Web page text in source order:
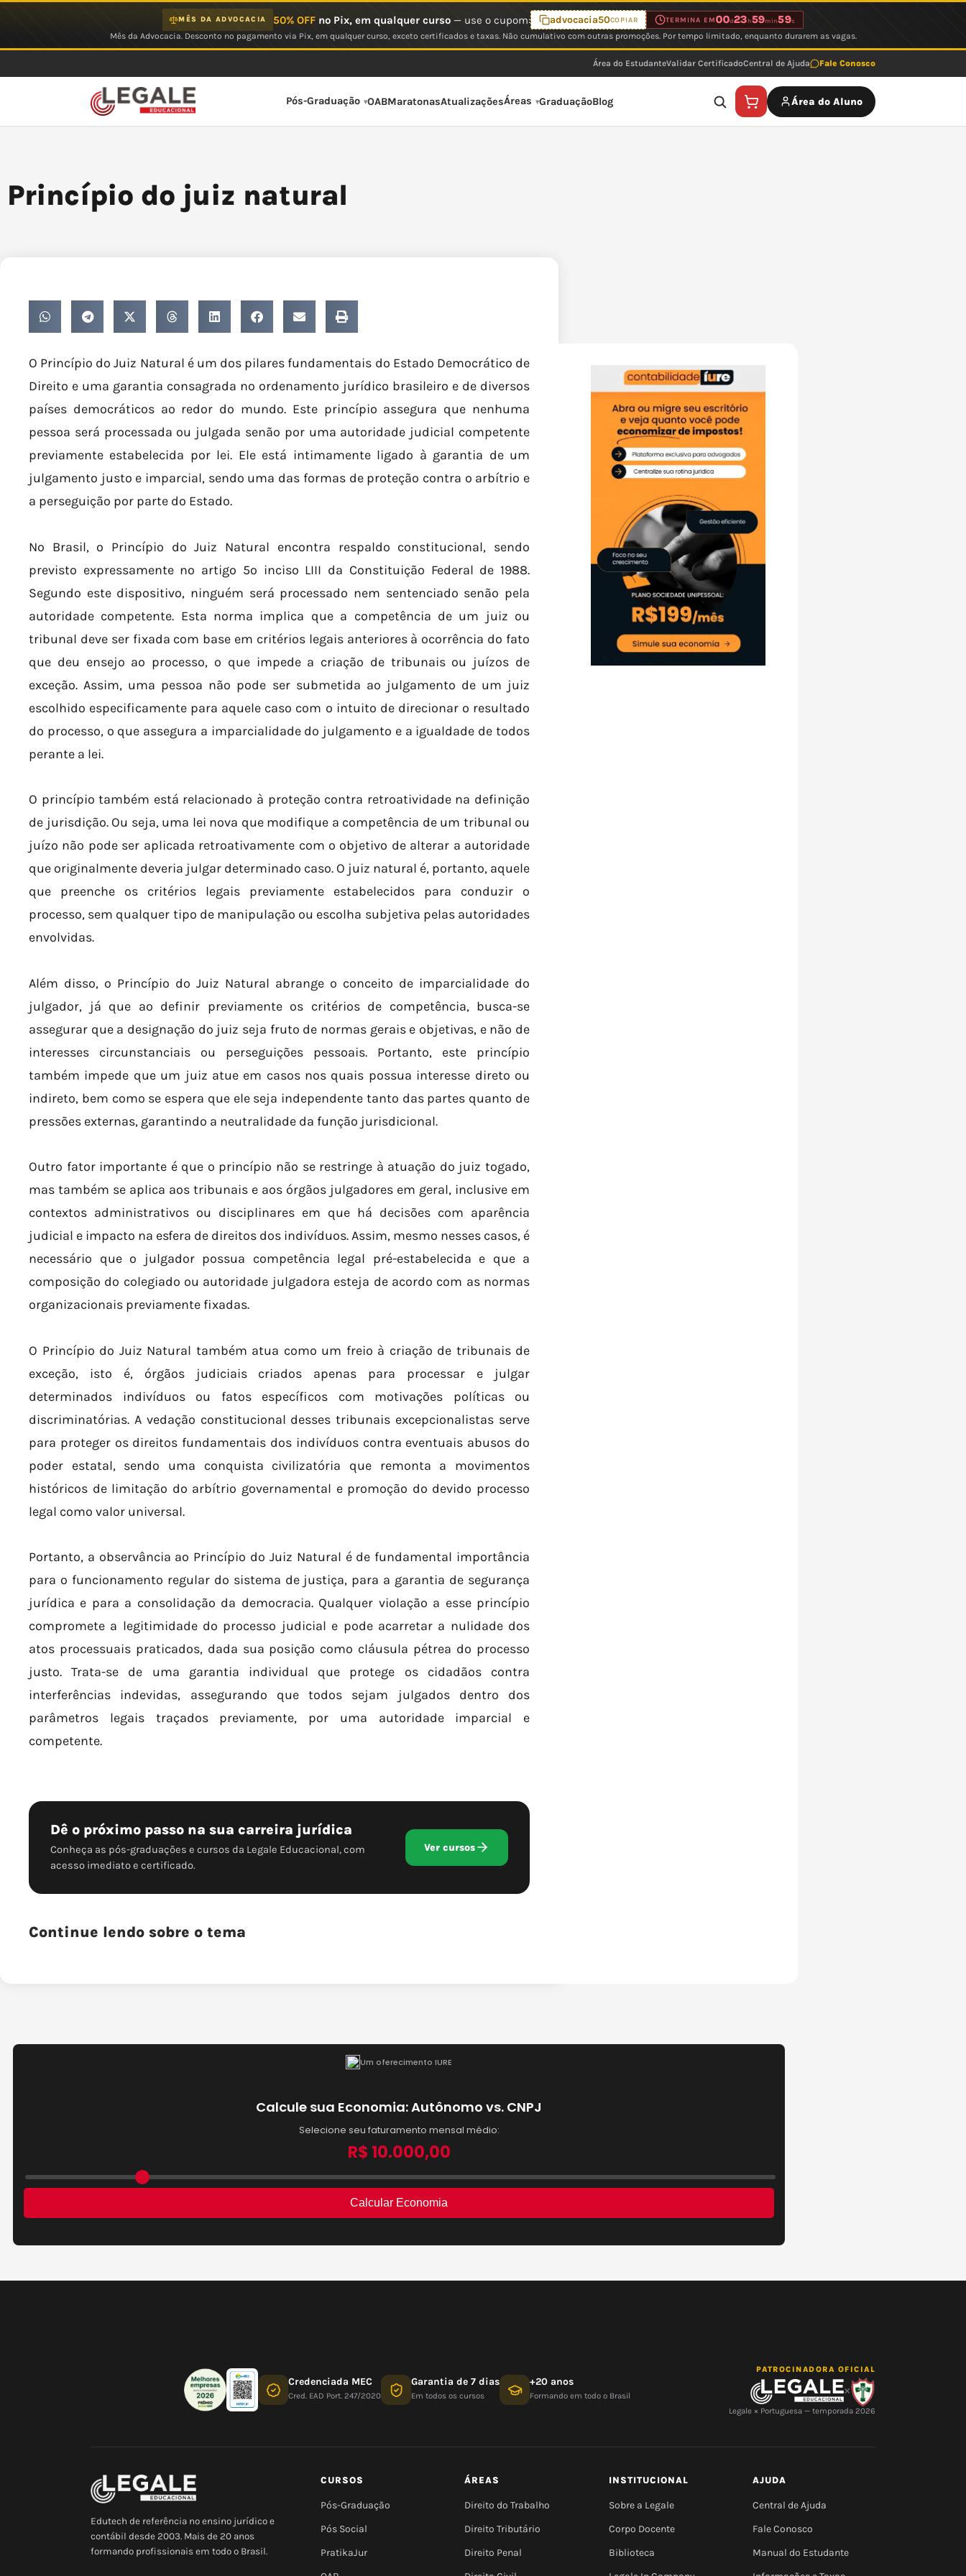
MÊS DA ADVOCACIA 50% OFFno Pix, em qualquer curso— use o cupom: advocacia50COPIAR TERMINA EM00d23 h59min59s
Mês da Advocacia. Desconto no pagamento via Pix, em qualquer curso, exceto certificados e taxas. Não cumulativo com outras promoções. Por tempo limitado, enquanto durarem as vagas.
Área do EstudanteValidar CertificadoCentral de Ajuda Fale Conosco
Pós-Graduação OABMaratonasAtualizaçõesÁreas GraduaçãoBlog Área do Aluno
Princípio do juiz natural
O Princípio do Juiz Natural é um dos pilares fundamentais do Estado Democrático de
Direito e uma garantia consagrada no ordenamento jurídico brasileiro e de diversos
países democráticos ao redor do mundo. Este princípio assegura que nenhuma
pessoa será processada ou julgada senão por uma autoridade judicial competente
previamente estabelecida por lei. Ele está intimamente ligado à garantia de um
julgamento justo e imparcial, sendo uma das formas de proteção contra o arbítrio e
a perseguição por parte do Estado.
No Brasil, o Princípio do Juiz Natural encontra respaldo constitucional, sendo
previsto expressamente no artigo 5º inciso LIII da Constituição Federal de 1988.
Segundo este dispositivo, ninguém será processado nem sentenciado senão pela
autoridade competente. Esta norma implica que a competência de um juiz ou
tribunal deve ser fixada com base em critérios legais anteriores à ocorrência do fato
que deu ensejo ao processo, o que impede a criação de tribunais ou juízos de
exceção. Assim, uma pessoa não pode ser submetida ao julgamento de um juiz
escolhido especificamente para aquele caso com o intuito de direcionar o resultado
do processo, o que assegura a imparcialidade do julgamento e a igualdade de todos
perante a lei.
O princípio também está relacionado à proteção contra retroatividade na definição
de jurisdição. Ou seja, uma lei nova que modifique a competência de um tribunal ou
juízo não pode ser aplicada retroativamente com o objetivo de alterar a autoridade
que originalmente deveria julgar determinado caso. O juiz natural é, portanto, aquele
que preenche os critérios legais previamente estabelecidos para conduzir o
processo, sem qualquer tipo de manipulação ou escolha subjetiva pelas autoridades
envolvidas.
Além disso, o Princípio do Juiz Natural abrange o conceito de imparcialidade do
julgador, já que ao definir previamente os critérios de competência, busca-se
assegurar que a designação do juiz seja fruto de normas gerais e objetivas, e não de
interesses circunstanciais ou perseguições pessoais. Portanto, este princípio
também impede que um juiz atue em casos nos quais possua interesse direto ou
indireto, bem como se espera que ele seja independente tanto das partes quanto de
pressões externas, garantindo a neutralidade da função jurisdicional.
Outro fator importante é que o princípio não se restringe à atuação do juiz togado,
mas também se aplica aos tribunais e aos órgãos julgadores em geral, inclusive em
contextos administrativos ou disciplinares em que há decisões com aparência
judicial e impacto na esfera de direitos dos indivíduos. Assim, mesmo nesses casos, é
necessário que o julgador possua competência legal pré-estabelecida e que a
composição do colegiado ou autoridade julgadora esteja de acordo com as normas
organizacionais previamente fixadas.
O Princípio do Juiz Natural também atua como um freio à criação de tribunais de
exceção, isto é, órgãos judiciais criados apenas para processar e julgar
determinados indivíduos ou fatos específicos com motivações políticas ou
discriminatórias. A vedação constitucional desses tribunais excepcionalistas serve
para proteger os direitos fundamentais dos indivíduos contra eventuais abusos do
poder estatal, sendo uma conquista civilizatória que remonta a movimentos
históricos de limitação do arbítrio governamental e promoção do devido processo
legal como valor universal.
Portanto, a observância ao Princípio do Juiz Natural é de fundamental importância
para o funcionamento regular do sistema de justiça, para a garantia de segurança
jurídica e para a consolidação da democracia. Qualquer violação a esse princípio
compromete a legitimidade do processo judicial e pode acarretar a nulidade dos
atos processuais praticados, dada sua posição como cláusula pétrea do processo
justo. Trata-se de uma garantia individual que protege os cidadãos contra
interferências indevidas, assegurando que todos sejam julgados dentro dos
parâmetros legais traçados previamente, por uma autoridade imparcial e
competente.
Dê o próximo passo na sua carreira jurídica
Conheça as pós-graduações e cursos da Legale Educacional, com
acesso imediato e certificado.
Ver cursos
Continue lendo sobre o tema
Credenciada MEC
Cred. EAD Port. 247/2020
Garantia de 7 dias
Em todos os cursos
+20 anos
Formando em todo o Brasil
PATROCINADORA OFICIAL
×
Legale × Portuguesa — temporada 2026
Edutech de referência no ensino jurídico e
contábil desde 2003. Mais de 20 anos
formando profissionais em todo o Brasil.
CURSOS
Pós-Graduação
Pós Social
PratikaJur
ÁREAS
Direito do Trabalho
Direito Tributário
Direito Penal
INSTITUCIONAL
Sobre a Legale
Corpo Docente
Biblioteca
AJUDA
Central de Ajuda
Fale Conosco
Manual do Estudante